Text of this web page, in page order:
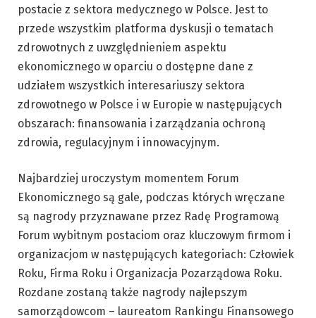
postacie z sektora medycznego w Polsce. Jest to
przede wszystkim platforma dyskusji o tematach
zdrowotnych z uwzględnieniem aspektu
ekonomicznego w oparciu o dostępne dane z
udziałem wszystkich interesariuszy sektora
zdrowotnego w Polsce i w Europie w następujących
obszarach: finansowania i zarządzania ochroną
zdrowia, regulacyjnym i innowacyjnym.
Najbardziej uroczystym momentem Forum
Ekonomicznego są gale, podczas których wręczane
są nagrody przyznawane przez Radę Programową
Forum wybitnym postaciom oraz kluczowym firmom i
organizacjom w następujących kategoriach: Człowiek
Roku, Firma Roku i Organizacja Pozarządowa Roku.
Rozdane zostaną także nagrody najlepszym
samorządowcom – laureatom Rankingu Finansowego